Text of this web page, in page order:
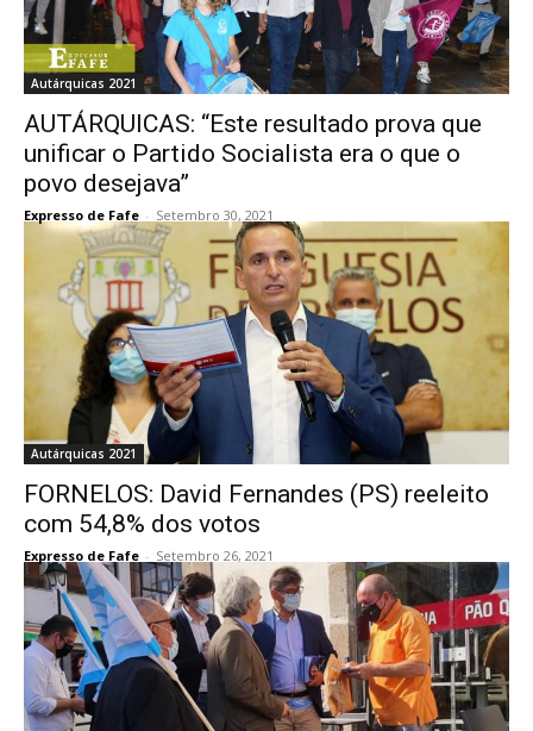
Autárquicas 2021
AUTÁRQUICAS: “Este resultado prova que
unificar o Partido Socialista era o que o
povo desejava”
Expresso de Fafe - Setembro 30, 2021
Autárquicas 2021
FORNELOS: David Fernandes (PS) reeleito
com 54,8% dos votos
Expresso de Fafe - Setembro 26, 2021